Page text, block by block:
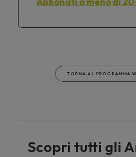
TORNA AL PROGRAMMA
Scopri tutti gli